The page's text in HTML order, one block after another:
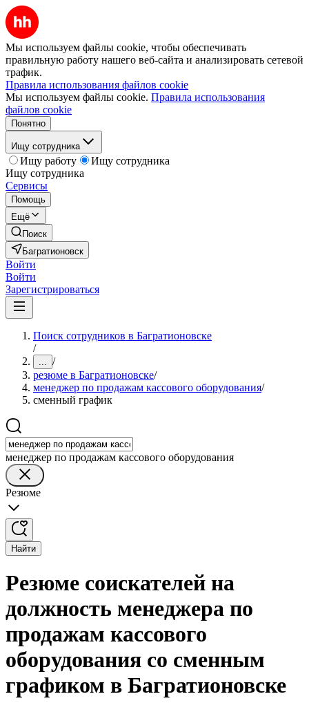
Мы используем файлы cookie, чтобы обеспечивать
правильную работу нашего веб-сайта и анализировать сетевой
трафик.
Правила использования файлов cookie
Мы используем файлы cookie. Правила использования
файлов cookie
Понятно
Ищу сотрудника
Ищу работу
Ищу сотрудника
Ищу сотрудника
Сервисы
Помощь
Ещё
Поиск
Багратионовск
Войти
Войти
Зарегистрироваться
Поиск сотрудников в Багратионовске
/
... /
резюме в Багратионовске/
менеджер по продажам кассового оборудования/
сменный график
менеджер по продажам кассового оборудования
Резюме
Найти
Резюме соискателей на
должность менеджера по
продажам кассового
оборудования со сменным
графиком в Багратионовске